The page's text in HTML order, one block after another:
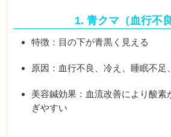
1. 青クマ（血行不良
特徴：目の下が青黒く見える
原因：血行不良、冷え、睡眠不足
美容鍼効果：血流改善により酸素
ぎやすい